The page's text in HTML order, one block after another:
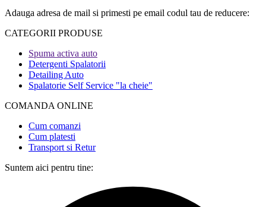
Adauga adresa de mail si primesti pe email codul tau de reducere:
CATEGORII PRODUSE​
Spuma activa auto
Detergenti Spalatorii
Detailing Auto
Spalatorie Self Service "la cheie"
COMANDA ONLINE​
Cum comanzi
Cum platesti
Transport si Retur
Suntem aici pentru tine: